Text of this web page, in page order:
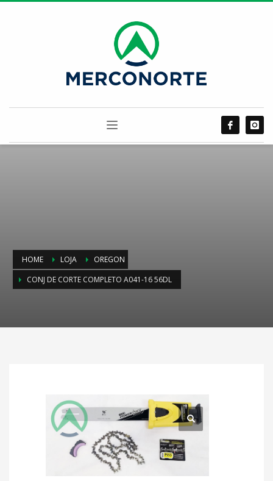
HOME LOJA
OREGON
CONJ DE CORTE COMPLETO A041-16 56DL